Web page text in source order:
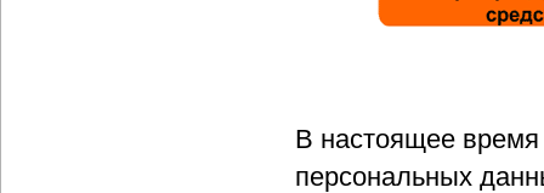
В настоящее
персональных